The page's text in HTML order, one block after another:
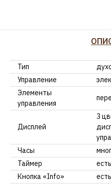
Тип
Управление
Элементы
управления
Дисплей
3
Часы
Таймер
есть
Кнопка «Info»
есть